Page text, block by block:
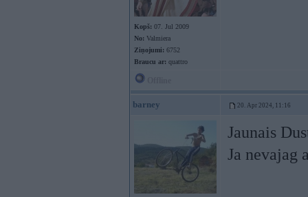
Kopš: 07. Jul 2009
No: Valmiera
Ziņojumi: 6752
Braucu ar: quattro
barney 20. Apr 2024, 11:16
Jaunais
Ja nevajag